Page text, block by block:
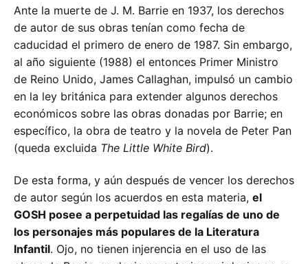
Ante la muerte de J. M. Barrie en 1937, los derechos
de autor de sus obras tenían como fecha de
caducidad el primero de enero de 1987. Sin embargo,
al año siguiente (1988) el entonces Primer Ministro
de Reino Unido, James Callaghan, impulsó un cambio
en la ley británica para extender algunos derechos
económicos sobre las obras donadas por Barrie; en
específico, la obra de teatro y la novela de Peter Pan
(queda excluida The Little White Bird).
De esta forma, y aún después de vencer los derechos
de autor según los acuerdos en esta materia, el
GOSH posee a perpetuidad las regalías de uno de
los personajes más populares de la Literatura
Infantil. Ojo, no tienen injerencia en el uso de las